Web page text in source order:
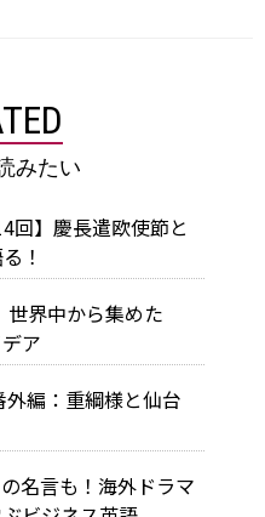
みたい
回】慶長遣欧使節と
！
世界中から集めた
ア
外編：重綱様と仙台
名言も！海外ドラマ